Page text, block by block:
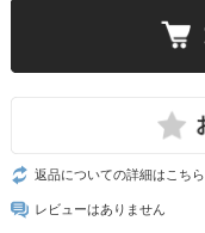
返品についての詳細はこちら
レビューはありません